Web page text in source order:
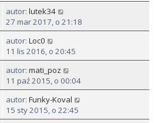
autor: lutek34
27 mar 2017, o 21:18
autor: Loc0
11 lis 2016, o 20:45
autor: mati_poz
11 paź 2015, o 00:04
autor: Funky-Koval
15 sty 2015, o 22:45